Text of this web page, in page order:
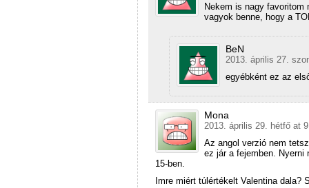
Nekem is nagy
vagyok benne, hogy a
BeN
2013. április 27.
egyébként ez az
Mona
2013. április 29. hétfő at
Az angol verzió nem
ez jár a fejemben. Nyerni
15-ben.
Imre miért túlértékelt Valentina dala?